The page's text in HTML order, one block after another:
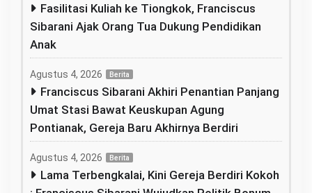
Fasilitasi Kuliah ke Tiongkok, Franciscus
Sibarani Ajak Orang Tua Dukung Pendidikan
Anak
Agustus 4, 2026 Berita
Franciscus Sibarani Akhiri Penantian Panjang
Umat Stasi Bawat Keuskupan Agung
Pontianak, Gereja Baru Akhirnya Berdiri
Agustus 4, 2026 Berita
Lama Terbengkalai, Kini Gereja Berdiri Kokoh